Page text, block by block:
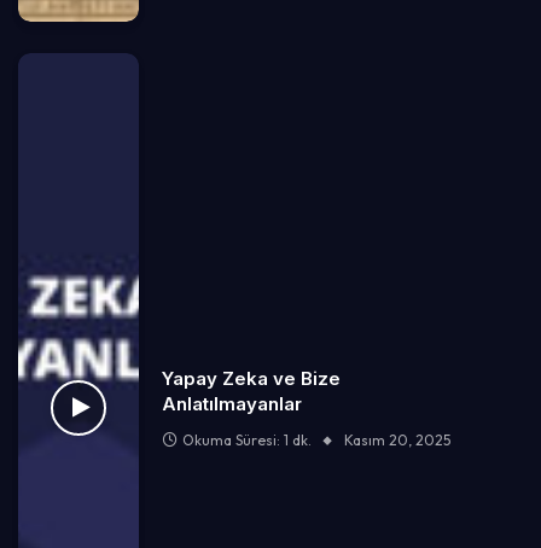
Yapay Zeka ve Bize
Anlatılmayanlar
Okuma Süresi: 1 dk. Kasım 20, 2025